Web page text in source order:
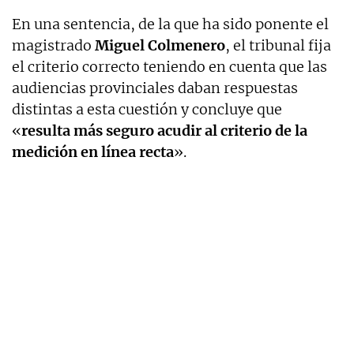
En una sentencia, de la que ha sido ponente el
magistrado Miguel Colmenero, el tribunal fija
el criterio correcto teniendo en cuenta que las
audiencias provinciales daban respuestas
distintas a esta cuestión y concluye que
«resulta más seguro acudir al criterio de la
medición en línea recta».